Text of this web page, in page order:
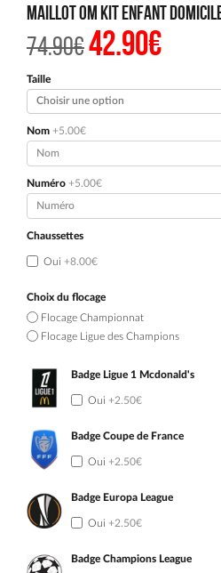
Maillot OM Kit Enfant
74.90€Le
prix
était :
74.90€.
42.90€Le
prix
est :
Taille
Nom +5.00€
Numéro +5.00€
Chaussettes
Oui +8.00€
Choix du flocage
Flocage Championnat
Flocage Ligue des Champions
Badge Ligue 1 Mcdonald's
Oui +2.50€
Badge Coupe de France
Oui +2.50€
Badge Europa League
Oui +2.50€
Badge Champions League